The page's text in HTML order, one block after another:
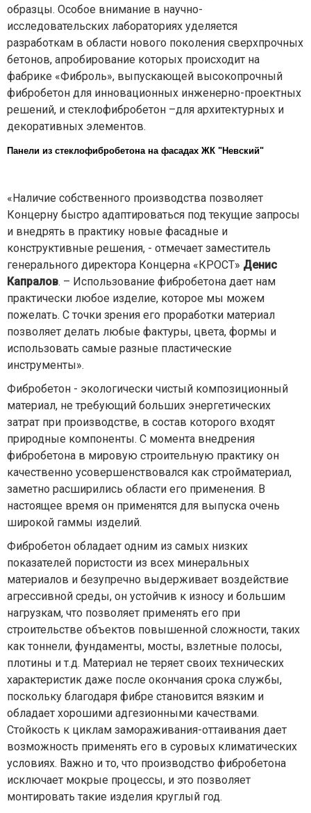
образцы. Особое внимание в научно-
исследовательских лабораториях уделяется
разработкам в области нового поколения сверхпрочных
бетонов, апробирование которых происходит на
фабрике «Фиброль», выпускающей высокопрочный
фибробетон для инновационных инженерно-проектных
решений, и стеклофибробетон –для архитектурных и
декоративных элементов.
Панели из стеклофибробетона на фасадах ЖК "Невский"
«Наличие собственного производства позволяет
Концерну быстро адаптироваться под текущие запросы
и внедрять в практику новые фасадные и
конструктивные решения, - отмечает заместитель
генерального директора Концерна «КРОСТ» Денис
Капралов. – Использование фибробетона дает нам
практически любое изделие, которое мы можем
пожелать. С точки зрения его проработки материал
позволяет делать любые фактуры, цвета, формы и
использовать самые разные пластические
инструменты».
Фибробетон - экологически чистый композиционный
материал, не требующий больших энергетических
затрат при производстве, в состав которого входят
природные компоненты. С момента внедрения
фибробетона в мировую строительную практику он
качественно усовершенствовался как стройматериал,
заметно расширились области его применения. В
настоящее время он применятся для выпуска очень
широкой гаммы изделий.
Фибробетон обладает одним из самых низких
показателей пористости из всех минеральных
материалов и безупречно выдерживает воздействие
агрессивной среды, он устойчив к износу и большим
нагрузкам, что позволяет применять его при
строительстве объектов повышенной сложности, таких
как тоннели, фундаменты, мосты, взлетные полосы,
плотины и т.д. Материал не теряет своих технических
характеристик даже после окончания срока службы,
поскольку благодаря фибре становится вязким и
обладает хорошими адгезионными качествами.
Стойкость к циклам замораживания-оттаивания дает
возможность применять его в суровых климатических
условиях. Важно и то, что производство фибробетона
исключает мокрые процессы, и это позволяет
монтировать такие изделия круглый год.